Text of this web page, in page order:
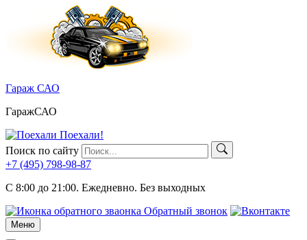
Гараж САО
ГаражСАО
Поехали!
Поиск по сайту
+7 (495) 798-98-87
C 8:00 до 21:00. Ежедневно. Без выходных
Обратный звонок
Меню